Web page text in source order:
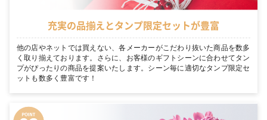
充実の品揃えとタンプ限定セットが豊富
他の店やネットでは買えない、各メーカーがこだわり抜いた商品を数多
く取り揃えております。さらに、お客様のギフトシーンに合わせてタン
プがぴったりの商品を提案いたします。シーン毎に適切なタンプ限定セ
ットも数多く豊富です！